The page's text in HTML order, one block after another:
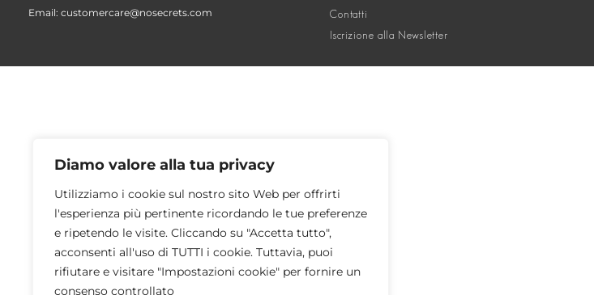
Diamo valore alla tua privacy
Utilizziamo i cookie sul nostro sito Web per offrirti
l'esperienza più pertinente ricordando le tue preferenze
e ripetendo le visite. Cliccando su "Accetta tutto",
acconsenti all'uso di TUTTI i cookie. Tuttavia, puoi
rifiutare e visitare "Impostazioni cookie" per fornire un
consenso controllato
Email: customercare@nosecrets.com
Contatti
Iscrizione alla Newsletter